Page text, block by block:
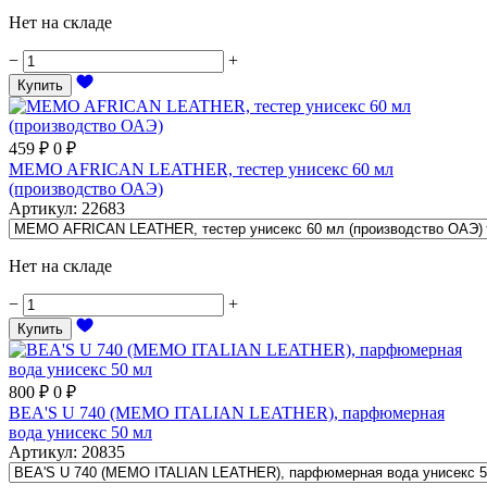
Нет на складе
− +
Купить
459 ₽ 0 ₽
MEMO AFRICAN LEATHER, тестер унисекс 60 мл
(производство ОАЭ)
Артикул: 22683
Нет на складе
− +
Купить
800 ₽ 0 ₽
BEA'S U 740 (MEMO ITALIAN LEATHER), парфюмерная
вода унисекс 50 мл
Артикул: 20835